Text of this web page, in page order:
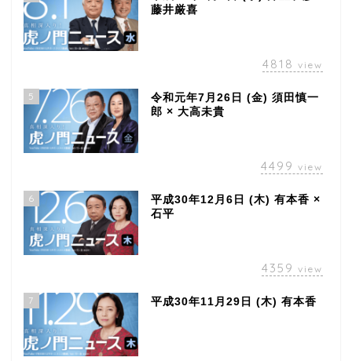
藤井厳喜
4818 view
5
令和元年7月26日 (金) 須田慎一
郎 × 大高未貴
4499 view
6
平成30年12月6日 (木) 有本香 ×
石平
4359 view
7 平成30年11月29日 (木) 有本香